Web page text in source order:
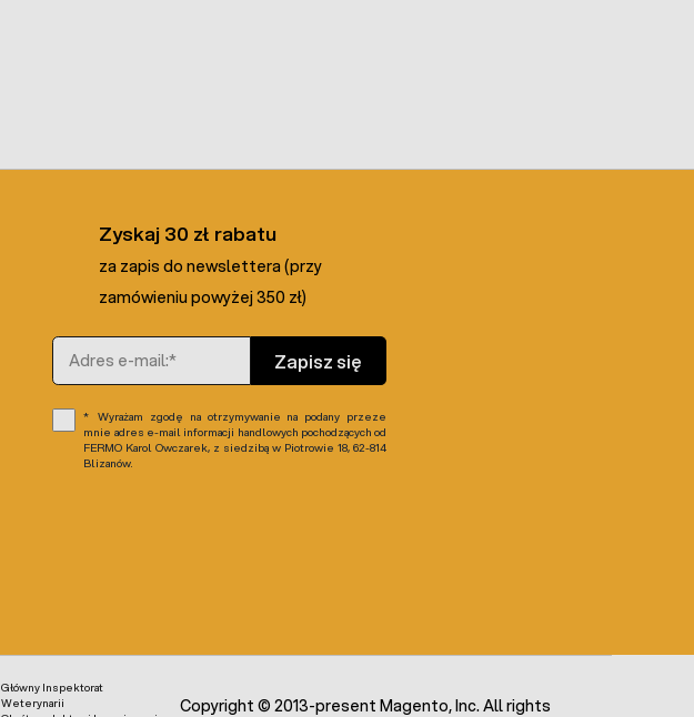
Zyskaj 30 zł rabatu
za zapis do newslettera (przy
zamówieniu powyżej 350 zł)
Adres e-mail
Zapisz się
Wyrażam zgodę na otrzymywanie na podany przeze
mnie adres e-mail informacji handlowych pochodzących od
FERMO Karol Owczarek, z siedzibą w Piotrowie 18, 62-814
Blizanów.
Główny Inspektorat
Weterynarii
Copyright © 2013-present Magento, Inc. All rights